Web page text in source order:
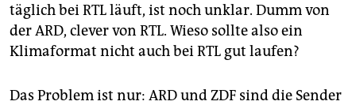
täglich bei RTL läuft, ist noch unklar. Dumm von
der ARD, clever von RTL. Wieso sollte also ein
Klimaformat nicht auch bei RTL gut laufen?
Das Problem ist nur: ARD und ZDF sind die Sender